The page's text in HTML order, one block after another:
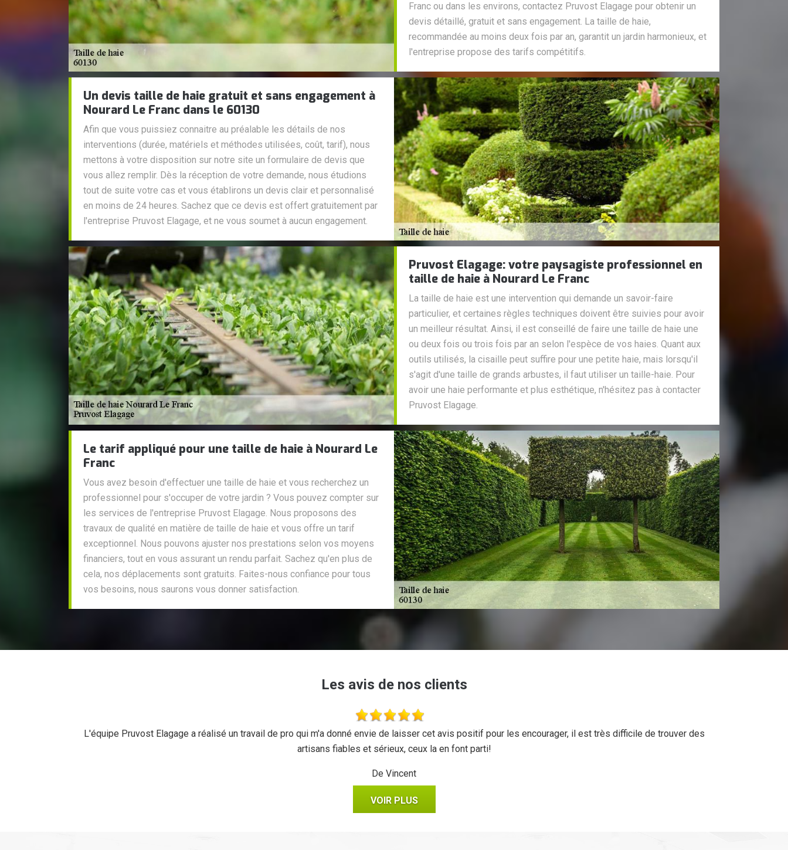
Franc ou dans les environs, contactez Pruvost Elagage pour obtenir un
devis détaillé, gratuit et sans engagement. La taille de haie,
recommandée au moins deux fois par an, garantit un jardin harmonieux, et
l'entreprise propose des tarifs compétitifs.
Un devis taille de haie gratuit et sans engagement à
Nourard Le Franc dans le 60130
Afin que vous puissiez connaitre au préalable les détails de nos
interventions (durée, matériels et méthodes utilisées, coût, tarif), nous
mettons à votre disposition sur notre site un formulaire de devis que
vous allez remplir. Dès la réception de votre demande, nous étudions
tout de suite votre cas et vous établirons un devis clair et personnalisé
en moins de 24 heures. Sachez que ce devis est offert gratuitement par
l'entreprise Pruvost Elagage, et ne vous soumet à aucun engagement.
Pruvost Elagage: votre paysagiste professionnel en
taille de haie à Nourard Le Franc
La taille de haie est une intervention qui demande un savoir-faire
particulier, et certaines règles techniques doivent être suivies pour avoir
un meilleur résultat. Ainsi, il est conseillé de faire une taille de haie une
ou deux fois ou trois fois par an selon l'espèce de vos haies. Quant aux
outils utilisés, la cisaille peut suffire pour une petite haie, mais lorsqu'il
s'agit d'une taille de grands arbustes, il faut utiliser un taille-haie. Pour
avoir une haie performante et plus esthétique, n'hésitez pas à contacter
Pruvost Elagage.
Le tarif appliqué pour une taille de haie à Nourard Le
Franc
Vous avez besoin d'effectuer une taille de haie et vous recherchez un
professionnel pour s'occuper de votre jardin ? Vous pouvez compter sur
les services de l'entreprise Pruvost Elagage. Nous proposons des
travaux de qualité en matière de taille de haie et vous offre un tarif
exceptionnel. Nous pouvons ajuster nos prestations selon vos moyens
financiers, tout en vous assurant un rendu parfait. Sachez qu'en plus de
cela, nos déplacements sont gratuits. Faites-nous confiance pour tous
vos besoins, nous saurons vous donner satisfaction.
Les avis de nos clients
L'équipe Pruvost Elagage a réalisé un travail de pro qui m'a donné envie de laisser cet avis positif pour les encourager, il est très difficile de trouver des
artisans fiables et sérieux, ceux la en font parti!
De Vincent
VOIR PLUS